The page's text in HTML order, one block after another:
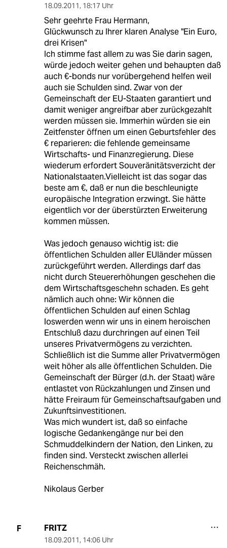
18.09.2011, 18:17 Uhr
Sehr geehrte Frau Hermann,
Glückwunsch zu Ihrer klaren Analyse "Ein Euro,
drei Krisen"
Ich stimme fast allem zu was Sie darin sagen,
würde jedoch weiter gehen und behaupten daß
auch €-bonds nur vorübergehend helfen weil
auch sie Schulden sind. Zwar von der
Gemeinschaft der EU-Staaten garantiert und
damit weniger angreifbar aber zurückgezahlt
werden müssen sie. Immerhin würden sie ein
Zeitfenster öffnen um einen Geburtsfehler des
€ reparieren: die fehlende gemeinsame
Wirtschafts- und Finanzregierung. Diese
wiederum erfordert Souveränitätsverzicht der
Nationalstaaten.Vielleicht ist das sogar das
beste am €, daß er nun die beschleunigte
europäische Integration erzwingt. Sie hätte
eigentlich vor der überstürzten Erweiterung
kommen müssen.
Was jedoch genauso wichtig ist: die
öffentlichen Schulden aller EUländer müssen
zurückgeführt werden. Allerdings darf das
nicht durch Steuererhöhungen geschehen die
dem Wirtschaftsgeschehn schaden. Es geht
nämlich auch ohne: Wir können die
öffentlichen Schulden auf einen Schlag
loswerden wenn wir uns in einem heroischen
Entschluß dazu durchringen auf einen Teil
unseres Privatvermögens zu verzichten.
Schließlich ist die Summe aller Privatvermögen
weit höher als alle öffentlichen Schulden. Die
Gemeinschaft der Bürger (d.h. der Staat) wäre
entlastet von Rückzahlungen und Zinsen und
hätte Freiraum für Gemeinschaftsaufgaben und
Zukunftsinvestitionen.
Was mich wundert ist, daß so einfache
logische Gedankengänge nur bei den
Schmuddelkindern der Nation, den Linken, zu
finden sind. Versteckt zwischen allerlei
Reichenschmäh.
Nikolaus Gerber
F FRITZ
18.09.2011, 14:06 Uhr